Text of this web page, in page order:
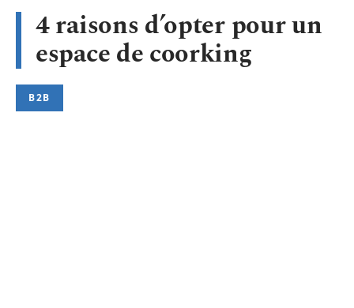
4 raisons d’opter pour un
espace de coorking
B2B